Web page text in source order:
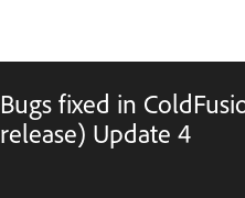
Bugs fixed in
release) Update 4